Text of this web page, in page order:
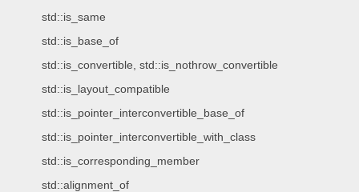
std::is_same
std::is_base_of
std::is_convertible, std::is_nothrow_convertible
std::is_layout_compatible
std::is_pointer_interconvertible_base_of
std::is_pointer_interconvertible_with_class
std::is_corresponding_member
std::alignment_of